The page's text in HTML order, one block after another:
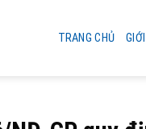
TRANG CHỦ